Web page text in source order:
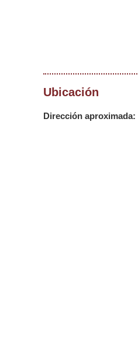
Ubicación
Dirección aproximada: